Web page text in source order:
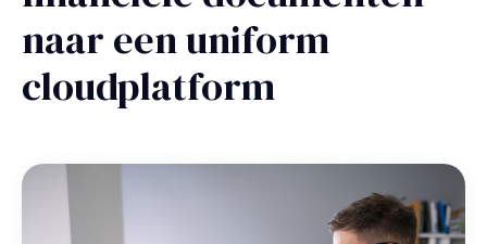
naar een uniform
cloudplatform